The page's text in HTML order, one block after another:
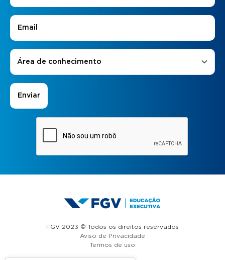
E-mail
Áreas de Interesse
Área de conhecimento
FGV 2023 © Todos os direitos reservados
Aviso de Privacidade
Termos de uso